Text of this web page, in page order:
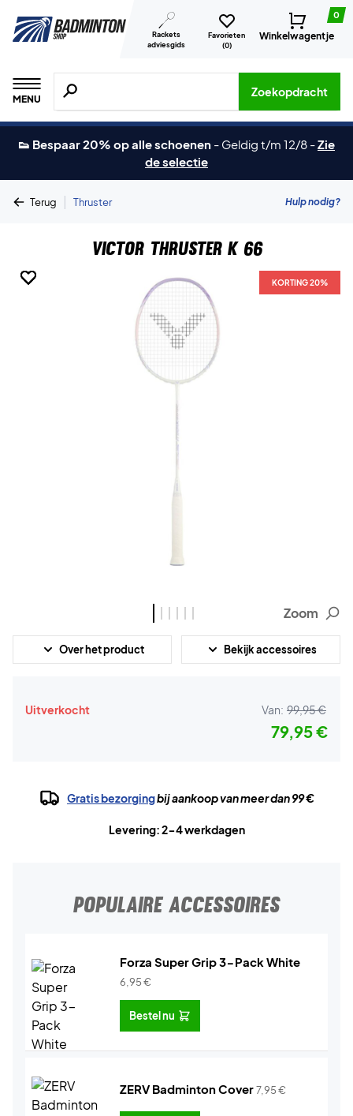
Rackets
adviesgids
Favorieten
(0)
0
Winkelwagentje
MENU
Zoeken naar producten, merken etc.
Zoekopdracht
👟 Bespaar 20% op alle schoenen - Geldig t/m 12/8 -Zie
de selectie
Terug | Thruster Hulp nodig?
Victor Thruster K 66
KORTING 20%
KORTING 20%
KORTING 20%
KORTING 20%
KORTING 20%
KORTING 20%
Zoom
Over het product Bekijk accessoires
Uitverkocht Van: 99,95 €
79,95 €
Gratis bezorgingbij aankoop van meer dan 99 €
Levering: 2-4 werkdagen
POPULAIRE ACCESSOIRES
Forza Super Grip 3-Pack White
6,95€
Bestel nu
ZERV Badminton Cover7,95€